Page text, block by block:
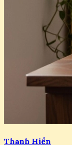
Thanh Hiền